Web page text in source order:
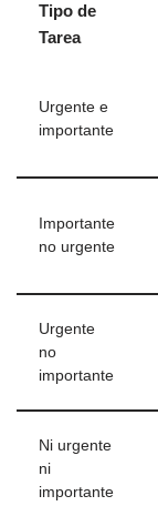
Tipo de
Tarea
Urgente e
importante
Importante
no urgente
Urgente
no
importante
Ni urgente
ni
importante